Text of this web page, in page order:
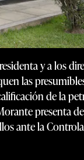
y a los
las
de la
presenta
ante la